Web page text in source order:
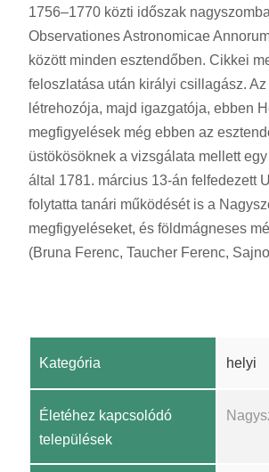
1756–1770 közti időszak
Observationes Astronomicae
között minden esztendőben. Cikkei
feloszlatása után királyi csillagász.
létrehozója, majd igazgatója, ebben
megfigyelések még ebben az
üstökösöknek a vizsgálata mellett
által 1781. március 13-án felfedezett
folytatta tanári működését is a
megfigyeléseket, és földmágneses
(Bruna Ferenc, Taucher Ferenc,
Kategória helyi
Életéhez kapcsolódó
települések